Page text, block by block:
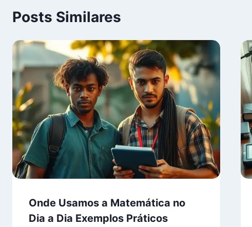
Posts Similares
Onde Usamos a Matemática no
Dia a Dia Exemplos Práticos